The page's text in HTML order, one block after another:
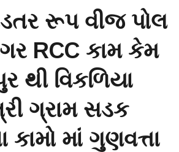
રૂપ વીજ પોલ
RCC કામ કેમ
થી વિકળિયા
ગ્રામ સડક
કામો માં ગુણવત્તા